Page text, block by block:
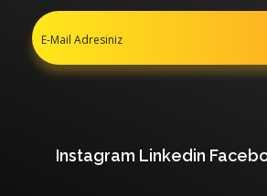
Instagram Linkedin